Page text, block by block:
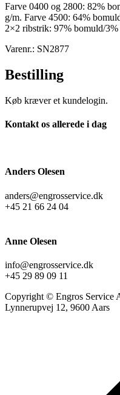
Farve 0400 og 2800: 82%
g/m. Farve 4500: 64%
2×2 ribstrik: 97% bomuld/3%
Varenr.: SN2877
Bestilling
Køb kræver et kundelogin.
Kontakt os allerede i dag
Anders Olesen
anders@engrosservice.dk
+45 21 66 24 04
Anne Olesen
info@engrosservice.dk
+45 29 89 09 11
Copyright © Engros Service
Lynnerupvej 12, 9600 Aars